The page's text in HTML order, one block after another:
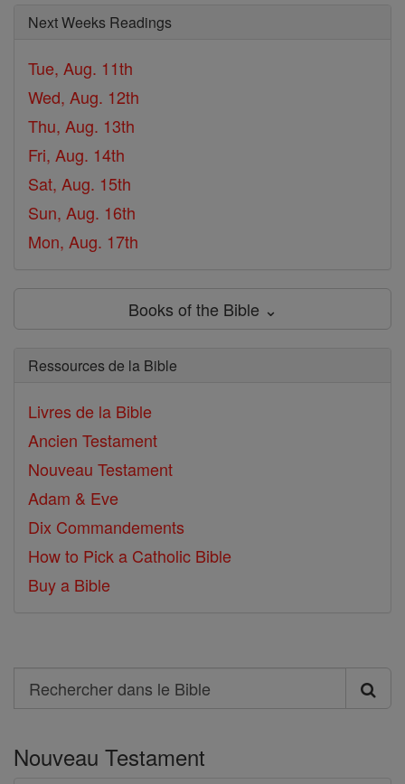
Next Weeks Readings
Tue, Aug. 11th
Wed, Aug. 12th
Thu, Aug. 13th
Fri, Aug. 14th
Sat, Aug. 15th
Sun, Aug. 16th
Mon, Aug. 17th
Books of the Bible ⌄
Ressources de la Bible
Livres de la Bible
Ancien Testament
Nouveau Testament
Adam & Eve
Dix Commandements
How to Pick a Catholic Bible
Buy a Bible
Search
Rechercher
le
Nouveau Testament